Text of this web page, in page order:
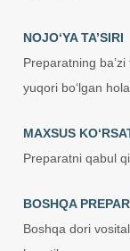
NOJO‘YA TA’SIRI
Preparatning
yuqori bo‘lgan
MAXSUS
Preparatni qabul
BOSHQA
Boshqa dori